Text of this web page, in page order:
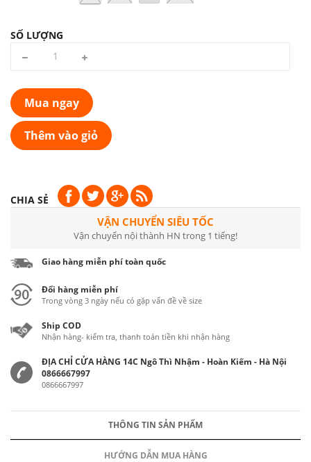
SỐ LƯỢNG
Mua ngay
Thêm vào giỏ
CHIA SẺ
VẬN CHUYỂN SIÊU TỐC
Vận chuyển nội thành HN trong 1 tiếng!
Giao hàng miễn phí toàn quốc
Đổi hàng miễn phí
Trong vòng 3 ngày nếu có gặp vấn đề về size
Ship COD
Nhận hàng- kiểm tra, thanh toán tiền khi nhận hàng
ĐỊA CHỈ CỬA HÀNG 14C Ngô Thì Nhậm - Hoàn Kiếm - Hà Nội
0866667997
0866667997
THÔNG TIN SẢN PHẨM
HƯỚNG DẪN MUA HÀNG